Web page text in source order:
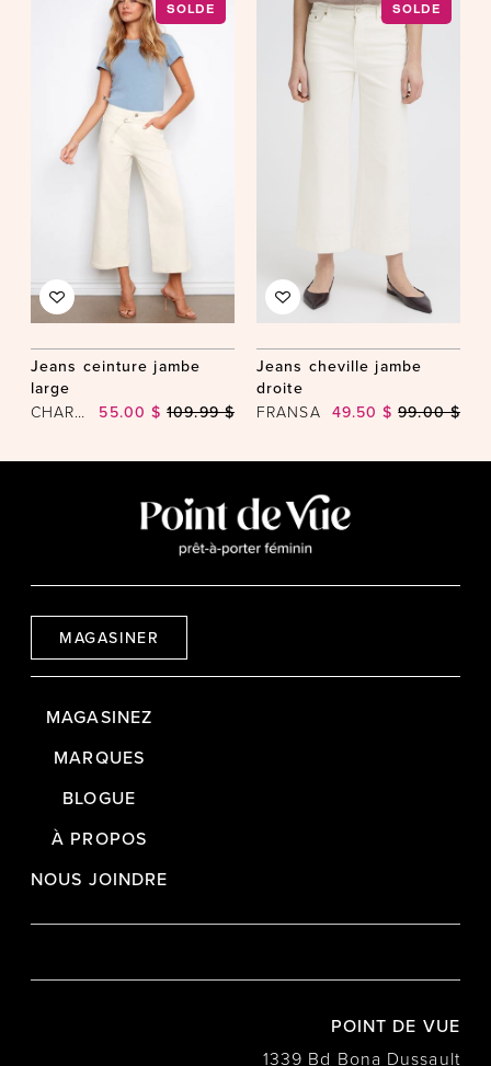
SOLDE
Jeans ceinture jambe
large
CHARLIE B 55.00 $ 109.99 $
SOLDE
Jeans cheville jambe
droite
FRANSA 49.50 $ 99.00 $
MAGASINER
MAGASINEZ
MARQUES
BLOGUE
À PROPOS
NOUS JOINDRE
POINT DE VUE
1339 Bd Bona Dussault